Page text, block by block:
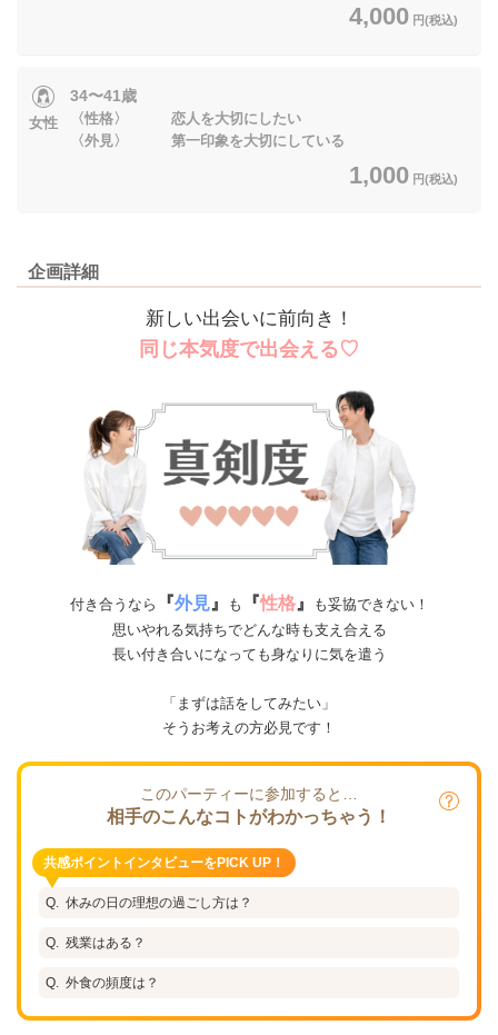
4,000 円(税込)
女性
34〜41歳
〈性格〉 恋人を大切にしたい
〈外見〉 第一印象を大切にしている
1,000 円(税込)
企画詳細
新しい出会いに前向き！
同じ本気度で出会える♡
付き合うなら 『外見』 も 『性格』
も妥協できない！
思いやれる気持ちでどんな時も支え合える
長い付き合いになっても身なりに気を遣う
「まずは話をしてみたい」
そうお考えの方必見です！
このパーティーに参加すると…
相手のこんなコトがわかっちゃう！
共感ポイントインタビューをPICK UP！
休みの日の理想の過ごし方は？
残業はある？
外食の頻度は？